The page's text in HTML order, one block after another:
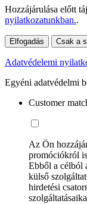
Hozzájárulása előtt
nyilatkozatunkban..
Elfogadás Csak a
Adatvédelemi
Egyéni adatvédelmi
Customer
Az Ön
promóciókról
Ebből a célból
külső
hirdetési